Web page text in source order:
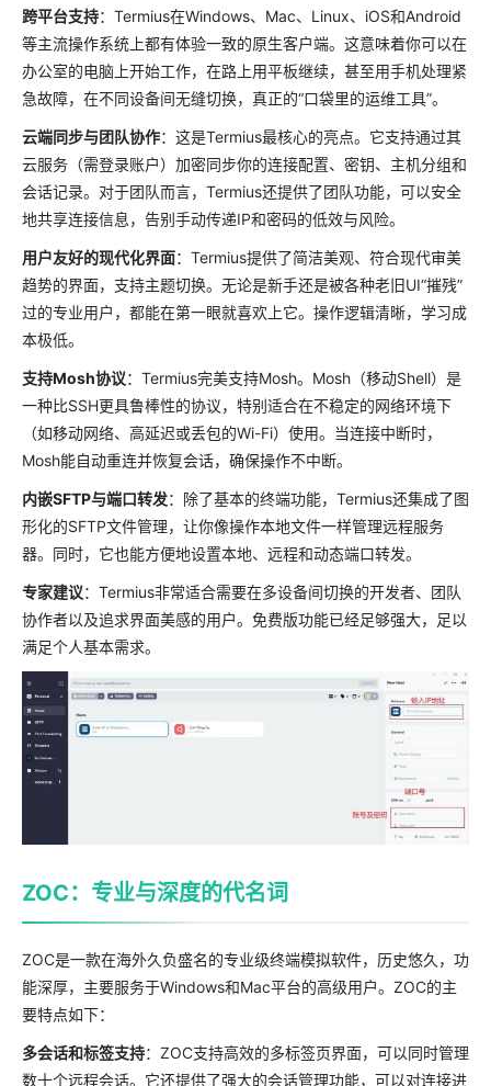
跨平台支持：Termius在Windows、Mac、Linux、iOS和Android
等主流操作系统上都有体验一致的原生客户端。这意味着你可以在
办公室的电脑上开始工作，在路上用平板继续，甚至用手机处理紧
急故障，在不同设备间无缝切换，真正的“口袋里的运维工具”。
云端同步与团队协作：这是Termius最核心的亮点。它支持通过其
云服务（需登录账户）加密同步你的连接配置、密钥、主机分组和
会话记录。对于团队而言，Termius还提供了团队功能，可以安全
地共享连接信息，告别手动传递IP和密码的低效与风险。
用户友好的现代化界面：Termius提供了简洁美观、符合现代审美
趋势的界面，支持主题切换。无论是新手还是被各种老旧UI“摧残”
过的专业用户，都能在第一眼就喜欢上它。操作逻辑清晰，学习成
本极低。
支持Mosh协议：Termius完美支持Mosh。Mosh（移动Shell）是
一种比SSH更具鲁棒性的协议，特别适合在不稳定的网络环境下
（如移动网络、高延迟或丢包的Wi-Fi）使用。当连接中断时，
Mosh能自动重连并恢复会话，确保操作不中断。
内嵌SFTP与端口转发：除了基本的终端功能，Termius还集成了图
形化的SFTP文件管理，让你像操作本地文件一样管理远程服务
器。同时，它也能方便地设置本地、远程和动态端口转发。
专家建议：Termius非常适合需要在多设备间切换的开发者、团队
协作者以及追求界面美感的用户。免费版功能已经足够强大，足以
满足个人基本需求。
ZOC：专业与深度的代名词
ZOC是一款在海外久负盛名的专业级终端模拟软件，历史悠久，功
能深厚，主要服务于Windows和Mac平台的高级用户。ZOC的主
要特点如下：
多会话和标签支持：ZOC支持高效的多标签页界面，可以同时管理
数十个远程会话。它还提供了强大的会话管理功能，可以对连接进